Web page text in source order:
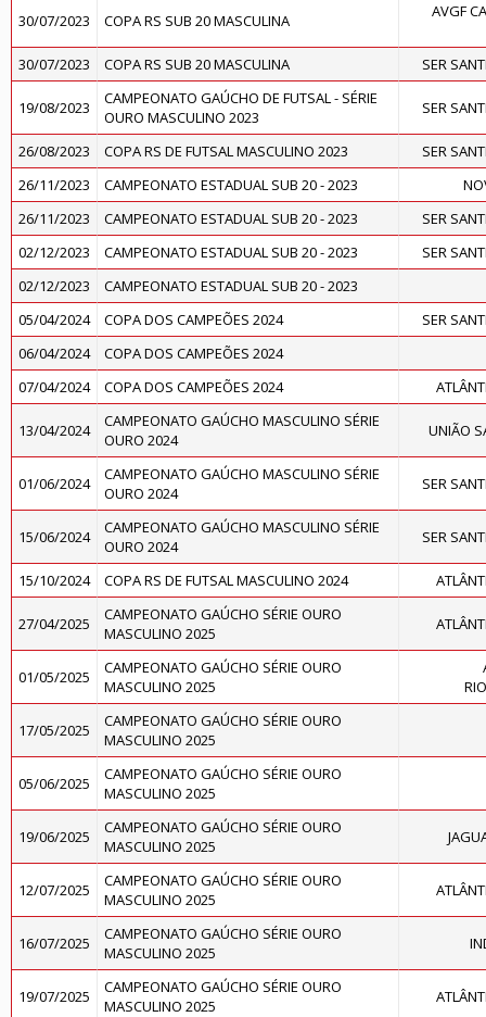
30/07/2023 COPA RS SUB 20 MASCULINA AVGF
30/07/2023 COPA RS SUB 20 MASCULINA SER
19/08/2023
CAMPEONATO GAÚCHO DE FUTSAL - SÉRIE
OURO MASCULINO 2023
SER
26/08/2023 COPA RS DE FUTSAL MASCULINO 2023
SER
26/11/2023
CAMPEONATO ESTADUAL SUB 20 - 2023
26/11/2023
CAMPEONATO ESTADUAL SUB 20 - 2023
SER
02/12/2023
CAMPEONATO ESTADUAL SUB 20 - 2023
SER
02/12/2023
CAMPEONATO ESTADUAL SUB 20 - 2023
05/04/2024
COPA DOS CAMPEÕES 2024
SER
06/04/2024
COPA DOS CAMPEÕES 2024
07/04/2024
COPA DOS CAMPEÕES 2024
13/04/2024
CAMPEONATO GAÚCHO MASCULINO SÉRIE
OURO 2024
UNIÃO
01/06/2024
CAMPEONATO GAÚCHO MASCULINO SÉRIE
OURO 2024
SER
15/06/2024
CAMPEONATO GAÚCHO MASCULINO SÉRIE
OURO 2024
SER
15/10/2024 COPA RS DE FUTSAL MASCULINO 2024
27/04/2025
CAMPEONATO GAÚCHO SÉRIE OURO
MASCULINO 2025
01/05/2025
CAMPEONATO GAÚCHO SÉRIE OURO
MASCULINO 2025
17/05/2025
CAMPEONATO GAÚCHO SÉRIE OURO
MASCULINO 2025
05/06/2025
CAMPEONATO GAÚCHO SÉRIE OURO
MASCULINO 2025
19/06/2025
CAMPEONATO GAÚCHO SÉRIE OURO
MASCULINO 2025
12/07/2025
CAMPEONATO GAÚCHO SÉRIE OURO
MASCULINO 2025
16/07/2025
CAMPEONATO GAÚCHO SÉRIE OURO
MASCULINO 2025
19/07/2025
CAMPEONATO GAÚCHO SÉRIE OURO
MASCULINO 2025